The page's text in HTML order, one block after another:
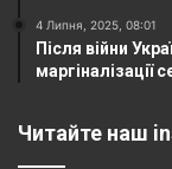
4 Липня, 2025, 08:01
Після війни
маргіналізації
Читайте наш